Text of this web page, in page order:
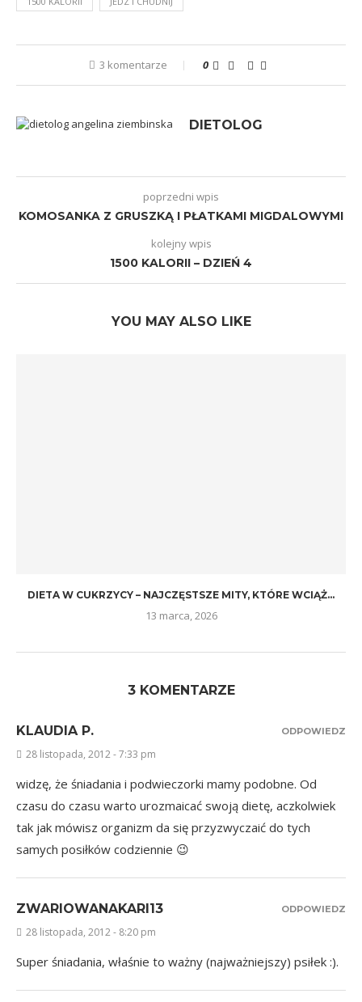
3 komentarze 0
DIETOLOG
poprzedni wpis
KOMOSANKA Z GRUSZKĄ I PŁATKAMI MIGDALOWYMI
kolejny wpis
1500 KALORII – DZIEŃ 4
YOU MAY ALSO LIKE
DIETA W CUKRZYCY – NAJCZĘSTSZE MITY, KTÓRE WCIĄŻ...
13 marca, 2026
3 KOMENTARZE
KLAUDIA P.
28 listopada, 2012 - 7:33 pm
widzę, że śniadania i podwieczorki mamy podobne. Od
czasu do czasu warto urozmaicać swoją dietę, aczkolwiek
tak jak mówisz organizm da się przyzwyczaić do tych
samych posiłków codziennie 😉
ODPOWIEDZ
ZWARIOWANAKARI13
28 listopada, 2012 - 8:20 pm
Super śniadania, właśnie to ważny (najważniejszy) psiłek :).
ODPOWIEDZ